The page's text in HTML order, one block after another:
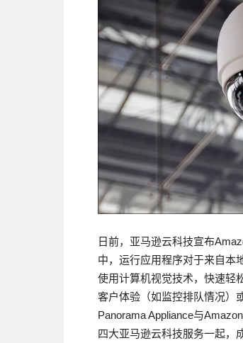
日前，亚马逊云科技宣布
中，运行应用程序对于来自本
使用计算机视觉技术，快速轻
客户体验（如监控排队情况）
Panorama Appliance与
四大亚马逊云科技服务一起，